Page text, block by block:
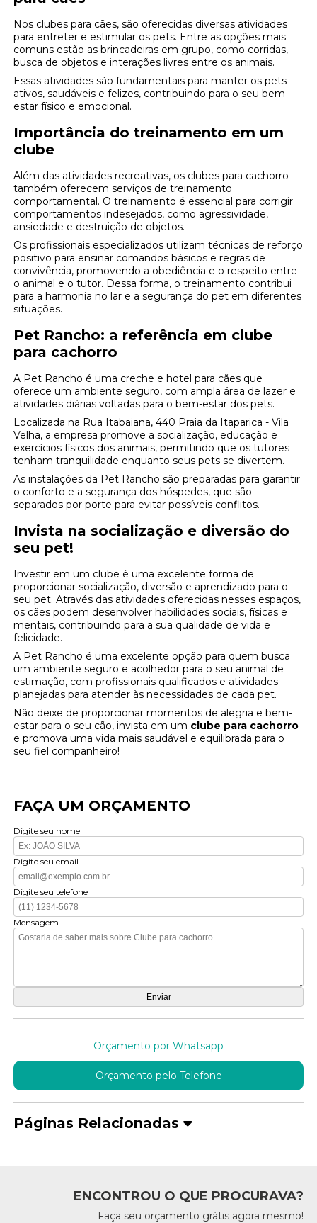
Nos clubes para cães, são oferecidas diversas atividades
para entreter e estimular os pets. Entre as opções mais
comuns estão as brincadeiras em grupo, como corridas,
busca de objetos e interações livres entre os animais.
Essas atividades são fundamentais para manter os pets
ativos, saudáveis e felizes, contribuindo para o seu bem-
estar físico e emocional.
Importância do treinamento em um
clube
Além das atividades recreativas, os clubes para cachorro
também oferecem serviços de treinamento
comportamental. O treinamento é essencial para corrigir
comportamentos indesejados, como agressividade,
ansiedade e destruição de objetos.
Os profissionais especializados utilizam técnicas de reforço
positivo para ensinar comandos básicos e regras de
convivência, promovendo a obediência e o respeito entre
o animal e o tutor. Dessa forma, o treinamento contribui
para a harmonia no lar e a segurança do pet em diferentes
situações.
Pet Rancho: a referência em clube
para cachorro
A Pet Rancho é uma creche e hotel para cães que
oferece um ambiente seguro, com ampla área de lazer e
atividades diárias voltadas para o bem-estar dos pets.
Localizada na Rua Itabaiana, 440 Praia da Itaparica - Vila
Velha, a empresa promove a socialização, educação e
exercícios físicos dos animais, permitindo que os tutores
tenham tranquilidade enquanto seus pets se divertem.
As instalações da Pet Rancho são preparadas para garantir
o conforto e a segurança dos hóspedes, que são
separados por porte para evitar possíveis conflitos.
Invista na socialização e diversão do
seu pet!
Investir em um clube é uma excelente forma de
proporcionar socialização, diversão e aprendizado para o
seu pet. Através das atividades oferecidas nesses espaços,
os cães podem desenvolver habilidades sociais, físicas e
mentais, contribuindo para a sua qualidade de vida e
felicidade.
A Pet Rancho é uma excelente opção para quem busca
um ambiente seguro e acolhedor para o seu animal de
estimação, com profissionais qualificados e atividades
planejadas para atender às necessidades de cada pet.
Não deixe de proporcionar momentos de alegria e bem-
estar para o seu cão, invista em um clube para cachorro
e promova uma vida mais saudável e equilibrada para o
seu fiel companheiro!
FAÇA UM ORÇAMENTO
Digite seu nome
Digite seu email
Digite seu telefone
Mensagem
Orçamento por Whatsapp
Orçamento pelo Telefone
Páginas Relacionadas
ENCONTROU O QUE PROCURAVA?
Faça seu orçamento grátis agora mesmo!